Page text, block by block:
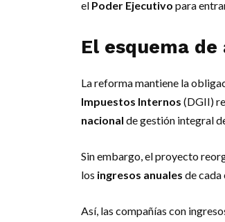
el Poder Ejecutivo para
El esquema
La reforma mantiene la
Impuestos Internos (DGII)
nacional de gestión integral
Sin embargo, el proyecto
los ingresos anuales de cada
Así, las compañías con